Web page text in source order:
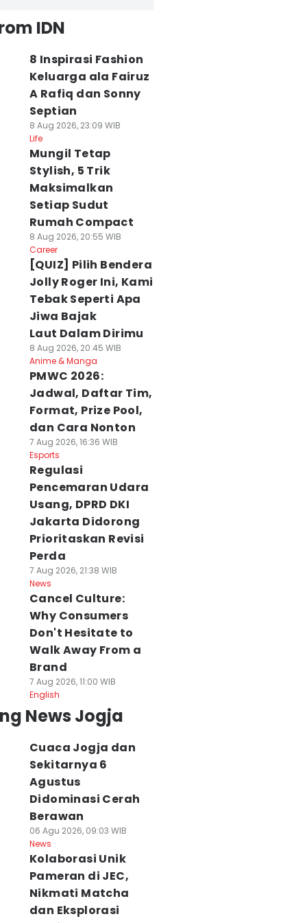
IDN
8 Inspirasi Fashion
Keluarga ala Fairuz
A Rafiq dan Sonny
Septian
8 Aug 2026, 23:09 WIB
Life
Mungil Tetap
Stylish, 5 Trik
Maksimalkan
Setiap Sudut
Rumah Compact
8 Aug 2026, 20:55 WIB
Career
[QUIZ] Pilih Bendera
Jolly Roger Ini, Kami
Tebak Seperti Apa
Jiwa Bajak
Laut Dalam Dirimu
8 Aug 2026, 20:45 WIB
Anime & Manga
PMWC 2026:
Jadwal, Daftar Tim,
Format, Prize Pool,
dan Cara Nonton
7 Aug 2026, 16:36 WIB
Esports
Regulasi
Pencemaran Udara
Usang, DPRD DKI
Jakarta Didorong
Prioritaskan Revisi
Perda
7 Aug 2026, 21:38 WIB
News
Cancel Culture:
Why Consumers
Don't Hesitate to
Walk Away From a
Brand
7 Aug 2026, 11:00 WIB
English
News Jogja
Cuaca Jogja dan
Sekitarnya 6
Agustus
Didominasi Cerah
Berawan
06 Agu 2026, 09:03 WIB
News
Kolaborasi Unik
Pameran di JEC,
Nikmati Matcha
dan Eksplorasi